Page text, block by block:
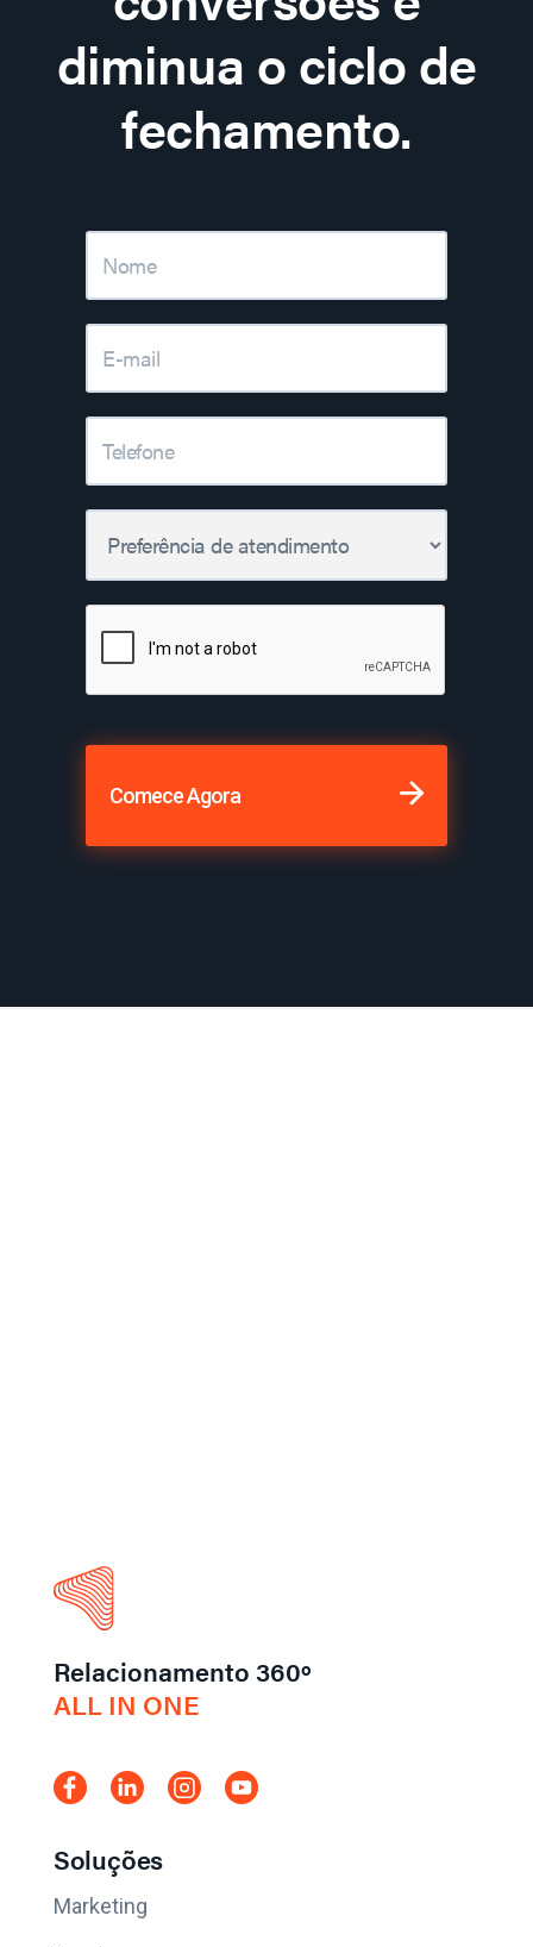
diminua o ciclo de
fechamento.
Comece Agora
Relacionamento 360º
ALL IN ONE
Soluções
Marketing